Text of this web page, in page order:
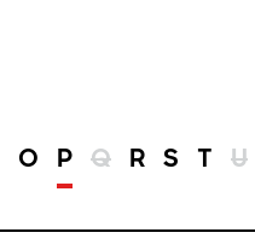
O P Q R S T U